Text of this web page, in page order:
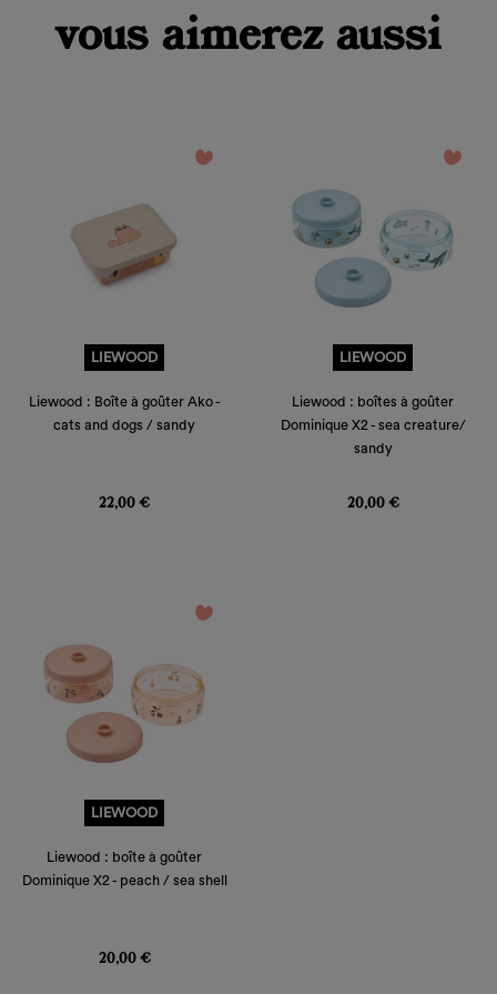
une
nouvelle
Créer une liste d'envies
vous aimerez aussi
favorite_border
LIEWOOD
Liewood : Boîte à goûter Ako -
cats and dogs / sandy
22,00 €
favorite_border
LIEWOOD
Liewood : boîtes à goûter
Dominique X2 - sea creature/
sandy
20,00 €
favorite_border
LIEWOOD
Liewood : boîte à goûter
Dominique X2 - peach / sea shell
20,00 €